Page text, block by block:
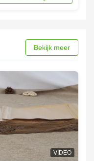
Bekijk meer
VIDEO